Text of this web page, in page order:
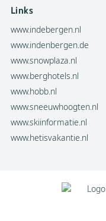
Links
www.indebergen.nl
www.indenbergen.de
www.snowplaza.nl
www.berghotels.nl
www.hobb.nl
www.sneeuwhoogten.nl
www.skiinformatie.nl
www.hetisvakantie.nl